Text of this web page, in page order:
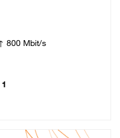
800 Mbit/s